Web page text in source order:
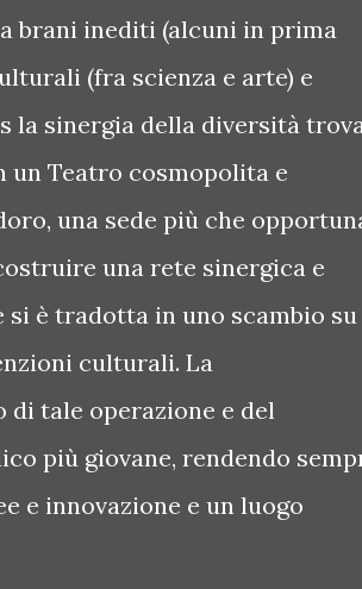
brani inediti (alcuni in prima
(fra scienza e arte) e
la sinergia della diversità
un Teatro cosmopolita e
una sede più che
una rete sinergica e
è tradotta in uno scambio su
culturali. La
tale operazione e del
più giovane, rendendo
e innovazione e un luogo